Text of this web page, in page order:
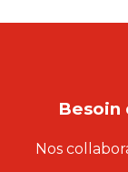
Besoin
Nos